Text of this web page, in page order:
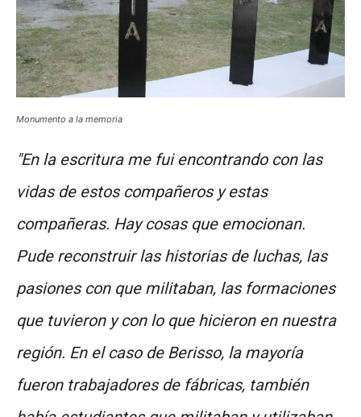
Monumento a la memoria
"En la escritura me fui encontrando con las
vidas de estos compañeros y estas
compañeras. Hay cosas que emocionan.
Pude reconstruir las historias de luchas, las
pasiones con que militaban, las formaciones
que tuvieron y con lo que hicieron en nuestra
región. En el caso de Berisso, la mayoría
fueron trabajadores de fábricas, también